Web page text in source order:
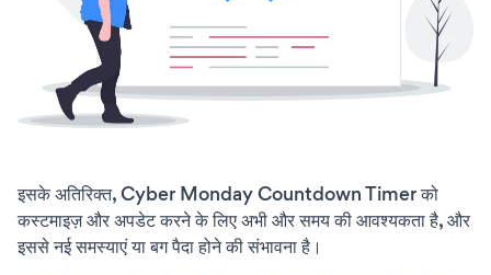
इसके अतिरिक्त, Cyber Monday Countdown Timer को
कस्टमाइज़ और अपडेट करने के लिए अभी और समय की आवश्यकता है, और
इससे नई समस्याएं या बग पैदा होने की संभावना है।